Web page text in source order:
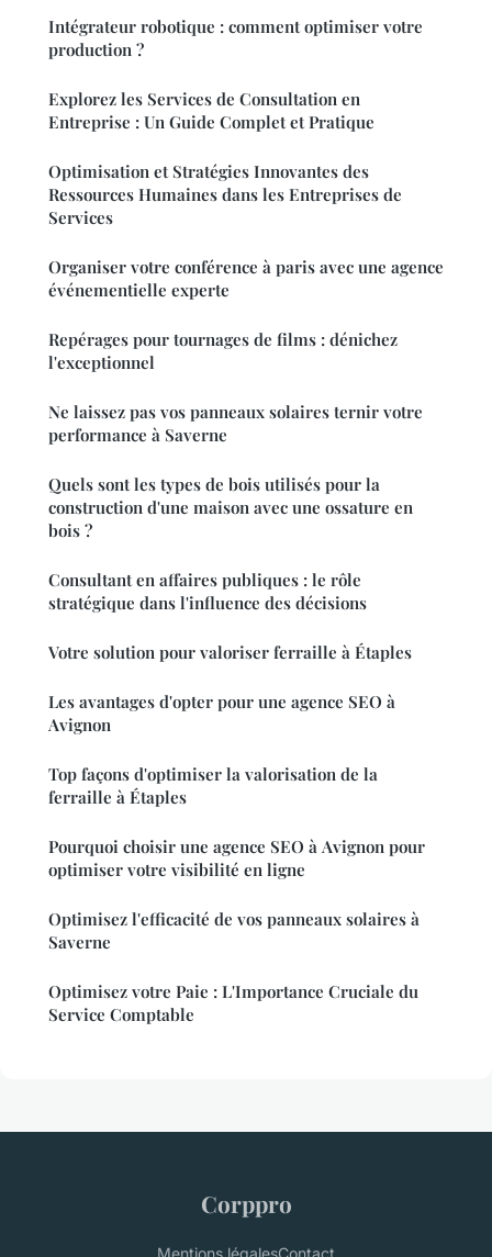
Intégrateur robotique : comment optimiser votre
production ?
Explorez les Services de Consultation en
Entreprise : Un Guide Complet et Pratique
Optimisation et Stratégies Innovantes des
Ressources Humaines dans les Entreprises de
Services
Organiser votre conférence à paris avec une agence
événementielle experte
Repérages pour tournages de films : dénichez
l'exceptionnel
Ne laissez pas vos panneaux solaires ternir votre
performance à Saverne
Quels sont les types de bois utilisés pour la
construction d'une maison avec une ossature en
bois ?
Consultant en affaires publiques : le rôle
stratégique dans l'influence des décisions
Votre solution pour valoriser ferraille à Étaples
Les avantages d'opter pour une agence SEO à
Avignon
Top façons d'optimiser la valorisation de la
ferraille à Étaples
Pourquoi choisir une agence SEO à Avignon pour
optimiser votre visibilité en ligne
Optimisez l'efficacité de vos panneaux solaires à
Saverne
Optimisez votre Paie : L'Importance Cruciale du
Service Comptable
Corppro